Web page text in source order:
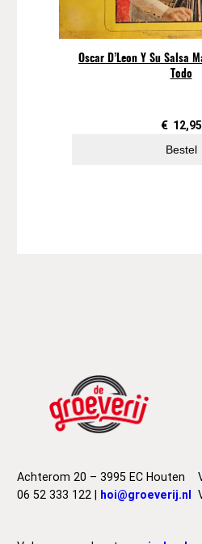
Oscar D’Leon Y Su Salsa
Todo
€ 12,95
Bestel
Achterom 20 – 3995 EC Houten
06 52 333 122 | hoi@groeverij.nl